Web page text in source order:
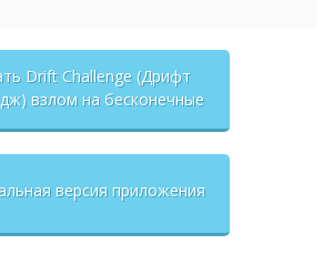
Drift Challenge (Дрифт
взлом на бесконечные
версия приложения